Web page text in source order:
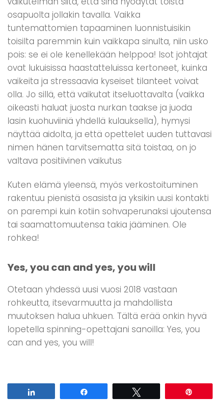
osapuolta jollakin tavalla. Vaikka
tuntemattomien tapaaminen luonnistuisikin
toisilta paremmin kuin vaikkapa sinulta, niin usko
pois: se ei ole kenellekään helppoa! Isot johtajat
ovat lukuisissa haastatteluissa kertoneet, kuinka
vaikeita ja stressaavia kyseiset tilanteet voivat
olla. Jo sillä, että vaikutat itseluottavalta (vaikka
oikeasti haluat juosta nurkan taakse ja juoda
lasin kuohuviiniä yhdellä kulauksella), hymysi
näyttää aidolta, ja että opettelet uuden tuttavasi
nimen hänen tarvitsematta sitä toistaa, on jo
valtava positiivinen vaikutus
Kuten elämä yleensä, myös verkostoituminen
rakentuu pienistä osasista ja yksikin uusi kontakti
on parempi kuin kotiin sohvaperunaksi ujoutensa
tai saamattomuutensa takia jääminen. Ole
rohkea!
Yes, you can and yes, you will
Otetaan yhdessä uusi vuosi 2018 vastaan
rohkeutta, itsevarmuutta ja mahdollista
muutoksen halua uhkuen. Tältä erää onkin hyvä
lopetella spinning-opettajani sanoilla: Yes, you
can and yes, you will!